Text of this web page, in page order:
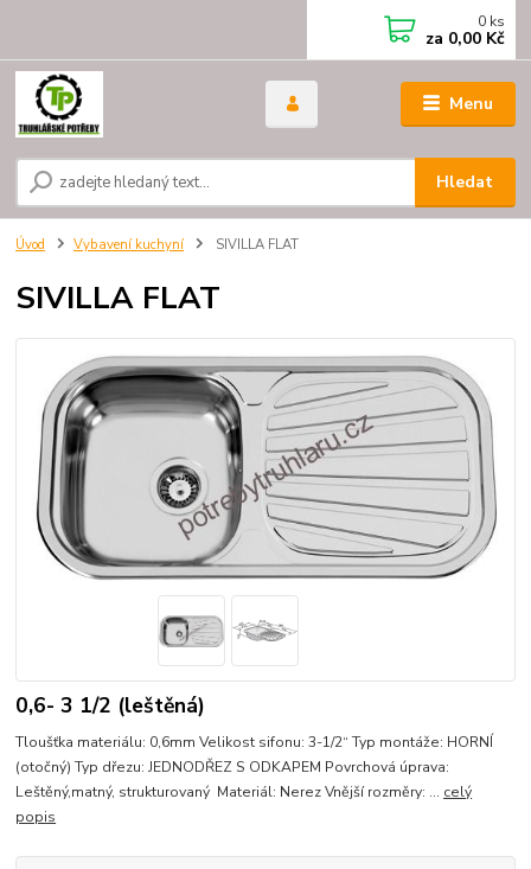
Menu
Hledat
0 ks
za 0,00 Kč
Úvod Vybavení kuchyní SIVILLA FLAT
SIVILLA FLAT
0,6- 3 1/2 (leštěná)
Tloušťka materiálu: 0,6mm Velikost sifonu: 3-1/2“ Typ montáže: HORNÍ
(otočný) Typ dřezu: JEDNODŘEZ S ODKAPEM Povrchová úprava:
Leštěný,matný, strukturovaný Materiál: Nerez Vnější rozměry: ... celý
popis